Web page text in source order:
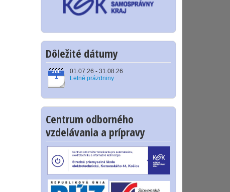
Dôležité dátumy
JúL
1
01.07.26 - 31.08.26
Letné prázdniny
Centrum odborného
vzdelávania a prípravy